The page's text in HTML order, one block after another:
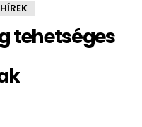
tehetséges